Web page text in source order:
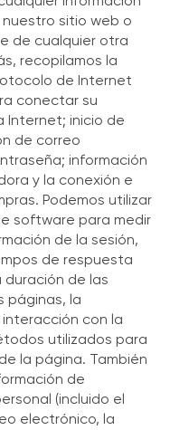
sitio web o
de cualquier otra
recopilamos la
de Internet
conectar su
Internet; inicio de
de correo
información
y la conexión e
Podemos utilizar
software para medir
de la sesión,
de respuesta
duración de las
páginas, la
con la
utilizados para
la página. También
de
(incluido el
electrónico, la